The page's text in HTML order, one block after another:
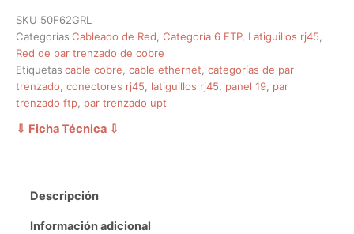
SKU 50F62GRL
Categorías Cableado de Red Categoría 6 FTP, Latiguillos rj45
Red de par trenzado de cobre
Etiquetas cable cobre cable ethernet categorías de par
trenzado conectores rj45 latiguillos rj45 panel 19 par
trenzado ftp par trenzado upt
⇩ Ficha Técnica ⇩
Descripción
Información adicional